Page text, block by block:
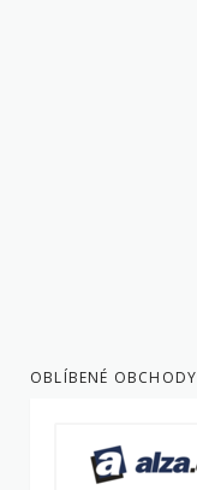
OBLÍBENÉ OBCHODY